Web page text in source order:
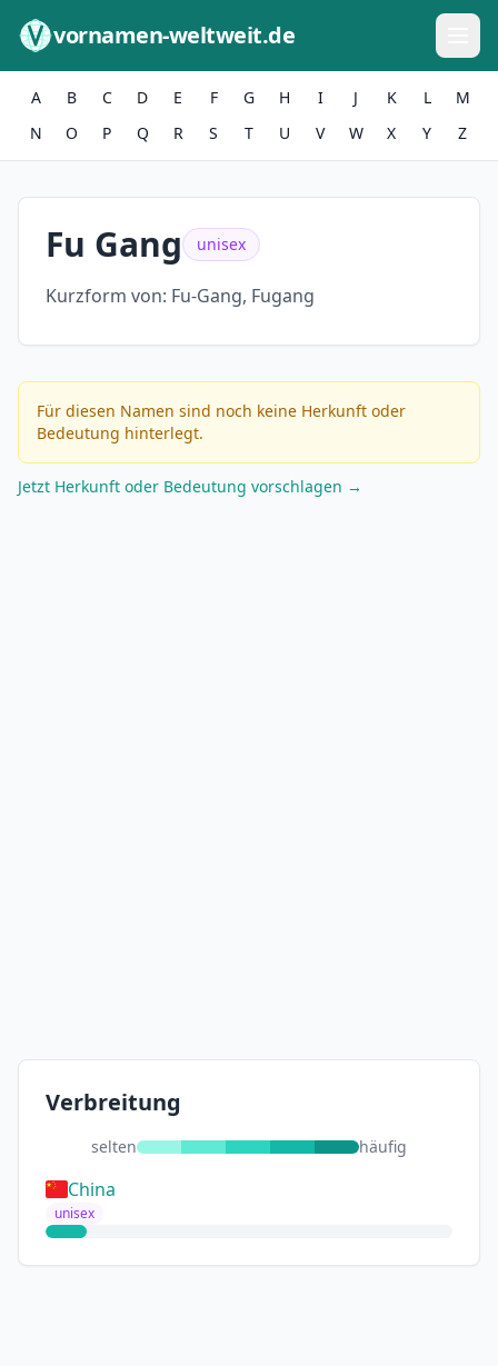
vornamen-weltweit.de
A B C D E F G H I J K L
M
N
O P Q R S T U V W X Y Z
Fu Gang unisex
Kurzform von: Fu-Gang, Fugang
Für diesen Namen sind noch keine Herkunft oder
Bedeutung hinterlegt.
Jetzt Herkunft oder Bedeutung vorschlagen →
Verbreitung
selten häufig
China
unisex